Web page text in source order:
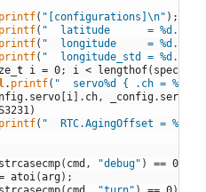
printf( "[configurations]\n" ) ;
printf( "  latitude      =
printf( "  longitude     =
printf( "  longitude_std =
t i = 0; i < lengthof( specs
. printf( "  servo%d { .ch = %d,
. servo i . ch, _config. servo
printf( "  RTC.AgingOffset = %d\n"
strcasecmp( cmd , "debug" ) == 0
atoi(arg) ;